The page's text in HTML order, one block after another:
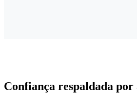
Confiança respaldada por